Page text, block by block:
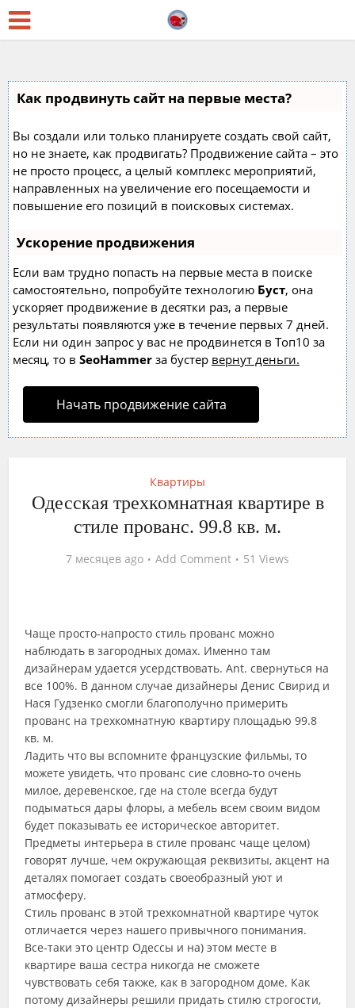
Как продвинуть сайт на первые места?
Вы создали или только планируете создать свой сайт,
но не знаете, как продвигать? Продвижение сайта – это
не просто процесс, а целый комплекс мероприятий,
направленных на увеличение его посещаемости и
повышение его позиций в поисковых системах.
Ускорение продвижения
Если вам трудно попасть на первые места в поиске
самостоятельно, попробуйте технологию Буст, она
ускоряет продвижение в десятки раз, а первые
результаты появляются уже в течение первых 7 дней.
Если ни один запрос у вас не продвинется в Топ10 за
месяц, то в SeoHammer за бустер вернут деньги.
Начать продвижение сайта
Квартиры
Одесская трехкомнатная квартире в
стиле прованс. 99.8 кв. м.
7 месяцев ago Add Comment 51 Views
Чаще просто-напросто стиль прованс можно
наблюдать в загородных домах. Именно там
дизайнерам удается усердствовать. Ant. свернуться на
все 100%. В данном случае дизайнеры Денис Свирид и
Нася Гудзенко смогли благополучно примерить
прованс на трехкомнатную квартиру площадью 99.8
кв. м.
Ладить что вы вспомните французские фильмы, то
можете увидеть, что прованс сие словно-то очень
милое, деревенское, где на столе всегда будут
подыматься дары флоры, а мебель всем своим видом
будет показывать ее историческое авторитет.
Предметы интерьера в стиле прованс чаще целом)
говорят лучше, чем окружающая реквизиты, акцент на
деталях помогает создать своеобразный уют и
атмосферу.
Стиль прованс в этой трехкомнатной квартире чуток
отличается через нашего привычного понимания.
Все-таки это центр Одессы и на) этом месте в
квартире ваша сестра никогда не сможете
чувствовать себя также, как в загородном доме. Как
потому дизайнеры решили придать стилю строгости,